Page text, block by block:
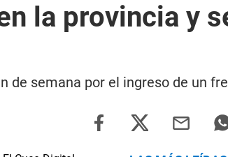
la provincia y
de semana por el ingreso de un